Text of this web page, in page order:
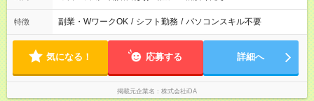
特徴 副業・WワークOK / シフト勤務 / パソコンスキル不要
気になる！ 応募する 詳細へ
掲載元企業名 株式会社iDA